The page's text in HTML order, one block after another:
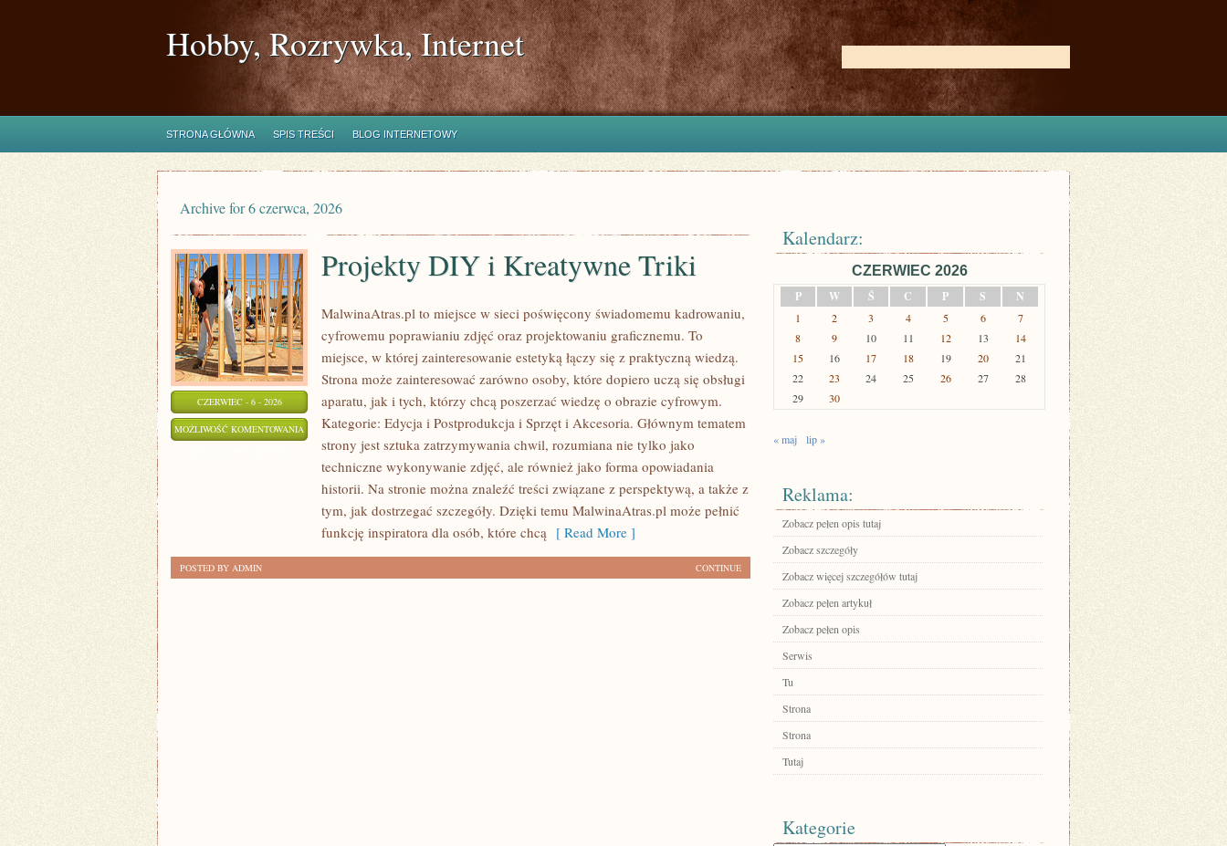
Hobby, Rozrywka, Internet
STRONA GŁÓWNA SPIS TREŚCI BLOG INTERNETOWY
Archive for 6 czerwca, 2026
CZERWIEC - 6 - 2026
MOŻLIWOŚĆ KOMENTOWANIA PROJEKTY
KREATYWNE
TRIKI
Projekty DIY i Kreatywne Triki
MalwinaAtras.pl to miejsce w sieci poświęcony świadomemu kadrowaniu,
cyfrowemu poprawianiu zdjęć oraz projektowaniu graficznemu. To
miejsce, w której zainteresowanie estetyką łączy się z praktyczną wiedzą.
Strona może zainteresować zarówno osoby, które dopiero uczą się obsługi
aparatu, jak i tych, którzy chcą poszerzać wiedzę o obrazie cyfrowym.
Kategorie: Edycja i Postprodukcja i Sprzęt i Akcesoria. Głównym tematem
strony jest sztuka zatrzymywania chwil, rozumiana nie tylko jako
techniczne wykonywanie zdjęć, ale również jako forma opowiadania
historii. Na stronie można znaleźć treści związane z perspektywą, a także z
tym, jak dostrzegać szczegóły. Dzięki temu MalwinaAtras.pl może pełnić
funkcję inspiratora dla osób, które chcą [ Read More ]
CONTINUE
POSTED BY ADMIN
Kalendarz:
CZERWIEC 2026
P
W Ś C P S N
1 2 3 4 5 6
7
8
9 10 11 12 13
14
15
16 17 18 19 20
21
22
23 24 25 26 27
28
29
30
« maj lip »
Reklama:
Zobacz pełen opis tutaj
Zobacz szczegóły
Zobacz więcej szczegółów tutaj
Zobacz pełen artykuł
Zobacz pełen opis
Serwis
Tu
Strona
Strona
Tutaj
Kategorie